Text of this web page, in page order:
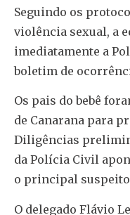
Seguindo os
violência sexual, a
imediatamente a
boletim de
Os pais do bebê
de Canarana para
Diligências
da Polícia Civil
o principal
O delegado Flávio